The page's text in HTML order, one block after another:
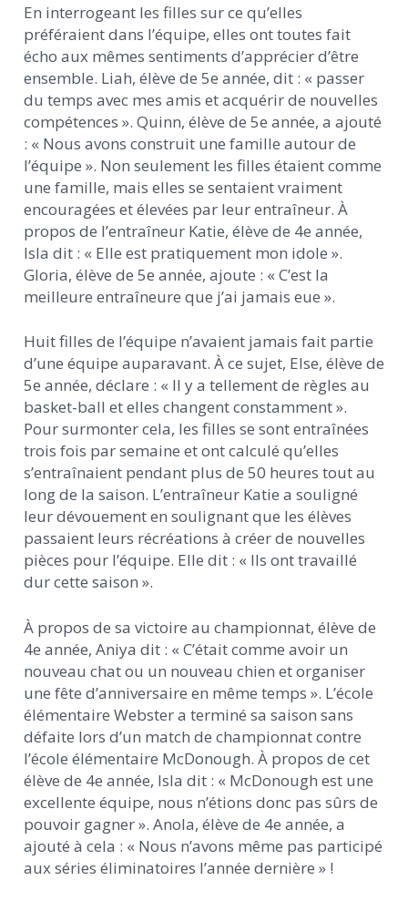
En interrogeant les filles sur ce qu’elles
préféraient dans l’équipe, elles ont toutes fait
écho aux mêmes sentiments d’apprécier d’être
ensemble. Liah, élève de 5e année, dit : « passer
du temps avec mes amis et acquérir de nouvelles
compétences ». Quinn, élève de 5e année, a ajouté
: « Nous avons construit une famille autour de
l’équipe ». Non seulement les filles étaient comme
une famille, mais elles se sentaient vraiment
encouragées et élevées par leur entraîneur. À
propos de l’entraîneur Katie, élève de 4e année,
Isla dit : « Elle est pratiquement mon idole ».
Gloria, élève de 5e année, ajoute : « C’est la
meilleure entraîneure que j’ai jamais eue ».
Huit filles de l’équipe n’avaient jamais fait partie
d’une équipe auparavant. À ce sujet, Else, élève de
5e année, déclare : « Il y a tellement de règles au
basket-ball et elles changent constamment ».
Pour surmonter cela, les filles se sont entraînées
trois fois par semaine et ont calculé qu’elles
s’entraînaient pendant plus de 50 heures tout au
long de la saison. L’entraîneur Katie a souligné
leur dévouement en soulignant que les élèves
passaient leurs récréations à créer de nouvelles
pièces pour l’équipe. Elle dit : « Ils ont travaillé
dur cette saison ».
À propos de sa victoire au championnat, élève de
4e année, Aniya dit : « C’était comme avoir un
nouveau chat ou un nouveau chien et organiser
une fête d’anniversaire en même temps ». L’école
élémentaire Webster a terminé sa saison sans
défaite lors d’un match de championnat contre
l’école élémentaire McDonough. À propos de cet
élève de 4e année, Isla dit : « McDonough est une
excellente équipe, nous n’étions donc pas sûrs de
pouvoir gagner ». Anola, élève de 4e année, a
ajouté à cela : « Nous n’avons même pas participé
aux séries éliminatoires l’année dernière » !